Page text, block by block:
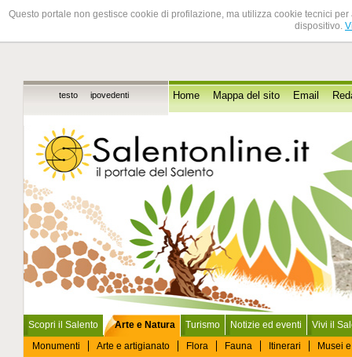
Questo portale non gestisce cookie di profilazione, ma utilizza cookie tecnici
dispositivo.
testo ipovedenti Home Mappa del sito Email
Scopri il Salento
Arte e Natura
Monumenti
Arte e artigianato Flora Fauna Itinerari Musei
Turismo Notizie ed eventi Vivi il